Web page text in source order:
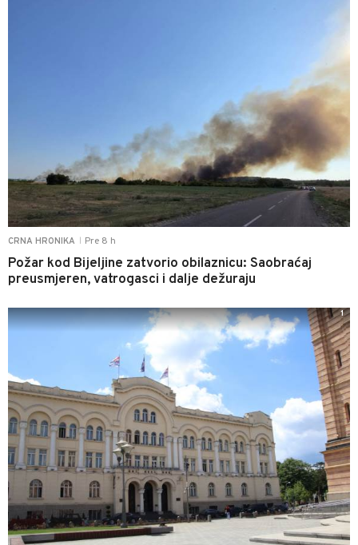
CRNA HRONIKA Pre 8 h
Požar kod Bijeljine zatvorio obilaznicu: Saobraćaj
preusmjeren, vatrogasci i dalje dežuraju
1